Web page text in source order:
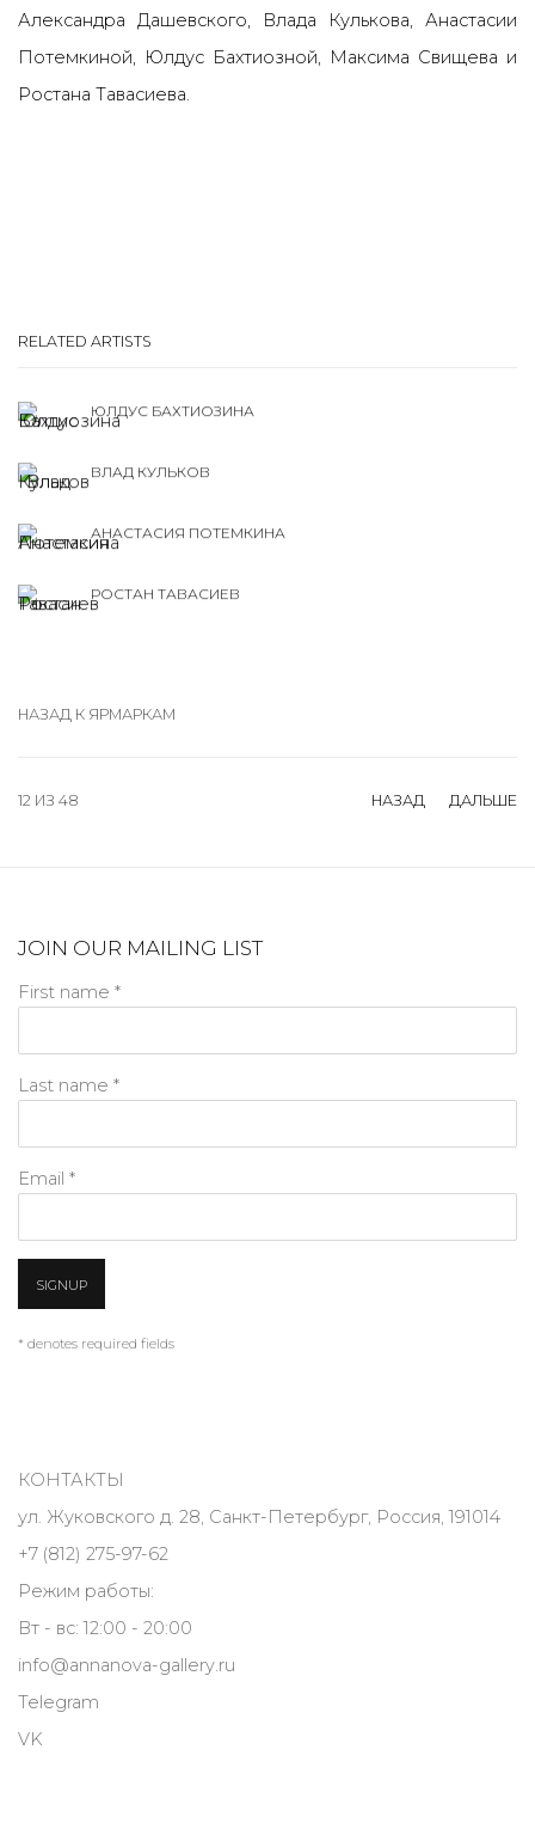
Александра Дашевского, Влада Кулькова, Анастасии
Потемкиной, Юлдус Бахтиозной, Максима Свищева и
Ростана Тавасиева.
RELATED ARTISTS
ЮЛДУС БАХТИОЗИНА
ВЛАД КУЛЬКОВ
АНАСТАСИЯ ПОТЕМКИНА
РОСТАН ТАВАСИЕВ
НАЗАД К ЯРМАРКАМ
НАЗАД ДАЛЬШЕ
12 ИЗ 48
JOIN OUR MAILING LIST
First name *
Last name *
Email *
SIGNUP
* denotes required fields
КОНТАКТЫ
ул. Жуковского д. 28, Санкт-Петербург, Россия, 191014
+7 (812) 275-97-62
Режим работы:
Вт - вс: 12:00 - 20:00
info@annanova-gallery.ru
Telegram
VK